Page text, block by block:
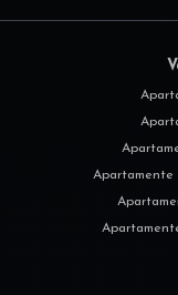
Apartamente